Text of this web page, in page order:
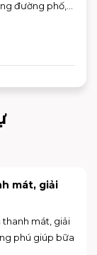
đường phố,
dàng tìm được
nghiệm các
mát, giải
thanh mát, giải
phú giúp bữa